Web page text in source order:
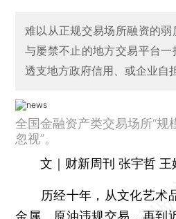
难以从正规交易场所融资的弱
与屡禁不止的地方交易平台
透支地方政府信用、或企业自
全国金融资产类交易场所“规
忽视”。
文｜财新周刊 张宇哲 王
历经十年，从文化艺术
金属、原油违规交易，再到